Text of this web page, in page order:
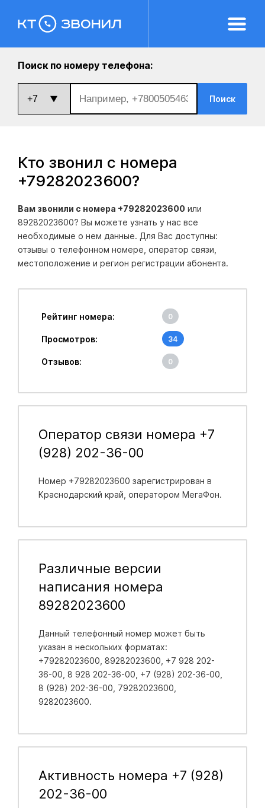
Поиск по номеру телефона:
Поиск
Кто звонил с номера
+79282023600?
Вам звонили с номера +79282023600 или
89282023600? Вы можете узнать у нас все
необходимые о нем данные. Для Вас доступны:
отзывы о телефонном номере, оператор связи,
местоположение и регион регистрации абонента.
Рейтинг номера: 0
Просмотров: 34
Отзывов: 0
Оператор связи номера +7
(928) 202-36-00
Номер +79282023600 зарегистрирован в
Краснодарский край , оператором МегаФон.
Различные версии
написания номера
89282023600
Данный телефонный номер может быть
указан в нескольких форматах:
+79282023600, 89282023600, +7 928 202-
36-00, 8 928 202-36-00, +7 (928) 202-36-00,
8 (928) 202-36-00, 79282023600,
9282023600.
Активность номера +7 (928)
202-36-00